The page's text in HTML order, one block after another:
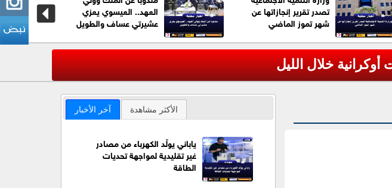
تصدر تقرير إنجازاتها عن
شهر تموز الماضي
العهد.. العيسوي يعزي
عشيرتي عساف والطويل
آخر الأخبار الأكثر مشاهدة
ياباني يولّد الكهرباء من مصادر
غير تقليدية لمواجهة تحديات
الطاقة